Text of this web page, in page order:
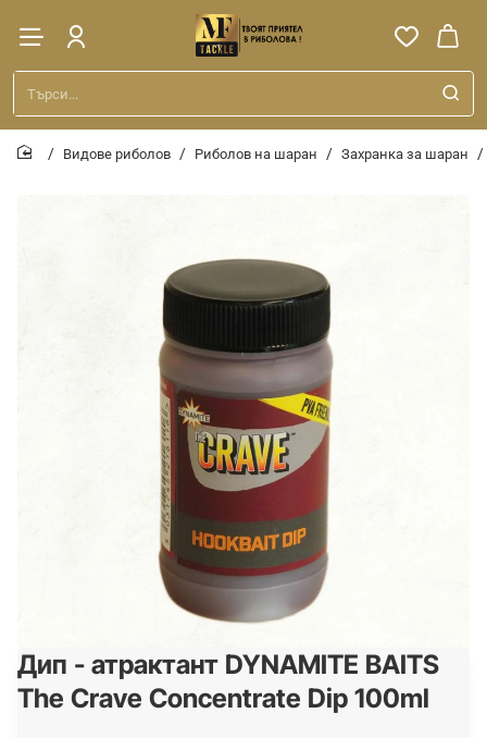
Търси...
Видове риболов Риболов на шаран Захранка за шаран
-25% ОЧАКВАЙТЕ
Дип - атрактант DYNAMITE BAITS
The Crave Concentrate Dip 100ml